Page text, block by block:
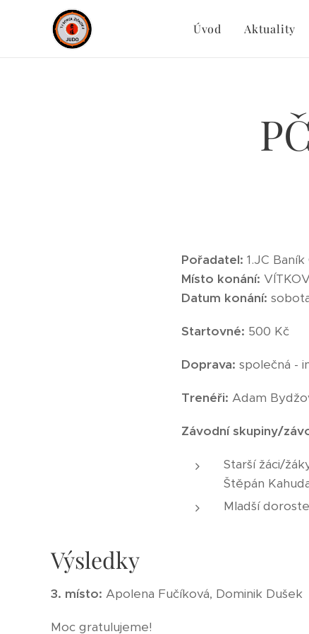
Úvod Aktuality
Pořadatel: 1.JC
Místo konání:
Datum konání:
Startovné: 500 Kč
Doprava: společná -
Trenéři: Adam
Závodní skupiny/
Starší žáci/
Štěpán
Mladší
Výsledky
3. místo: Apolena Fučíková, Dominik Dušek
Moc gratulujeme!